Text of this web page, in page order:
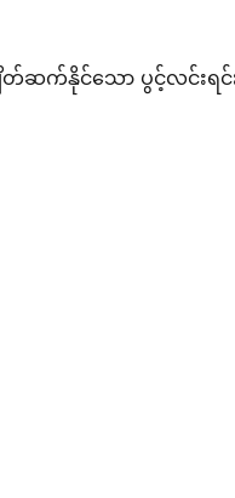
တ်ဆက်နိုင်သော ပွင့်လင်းရ